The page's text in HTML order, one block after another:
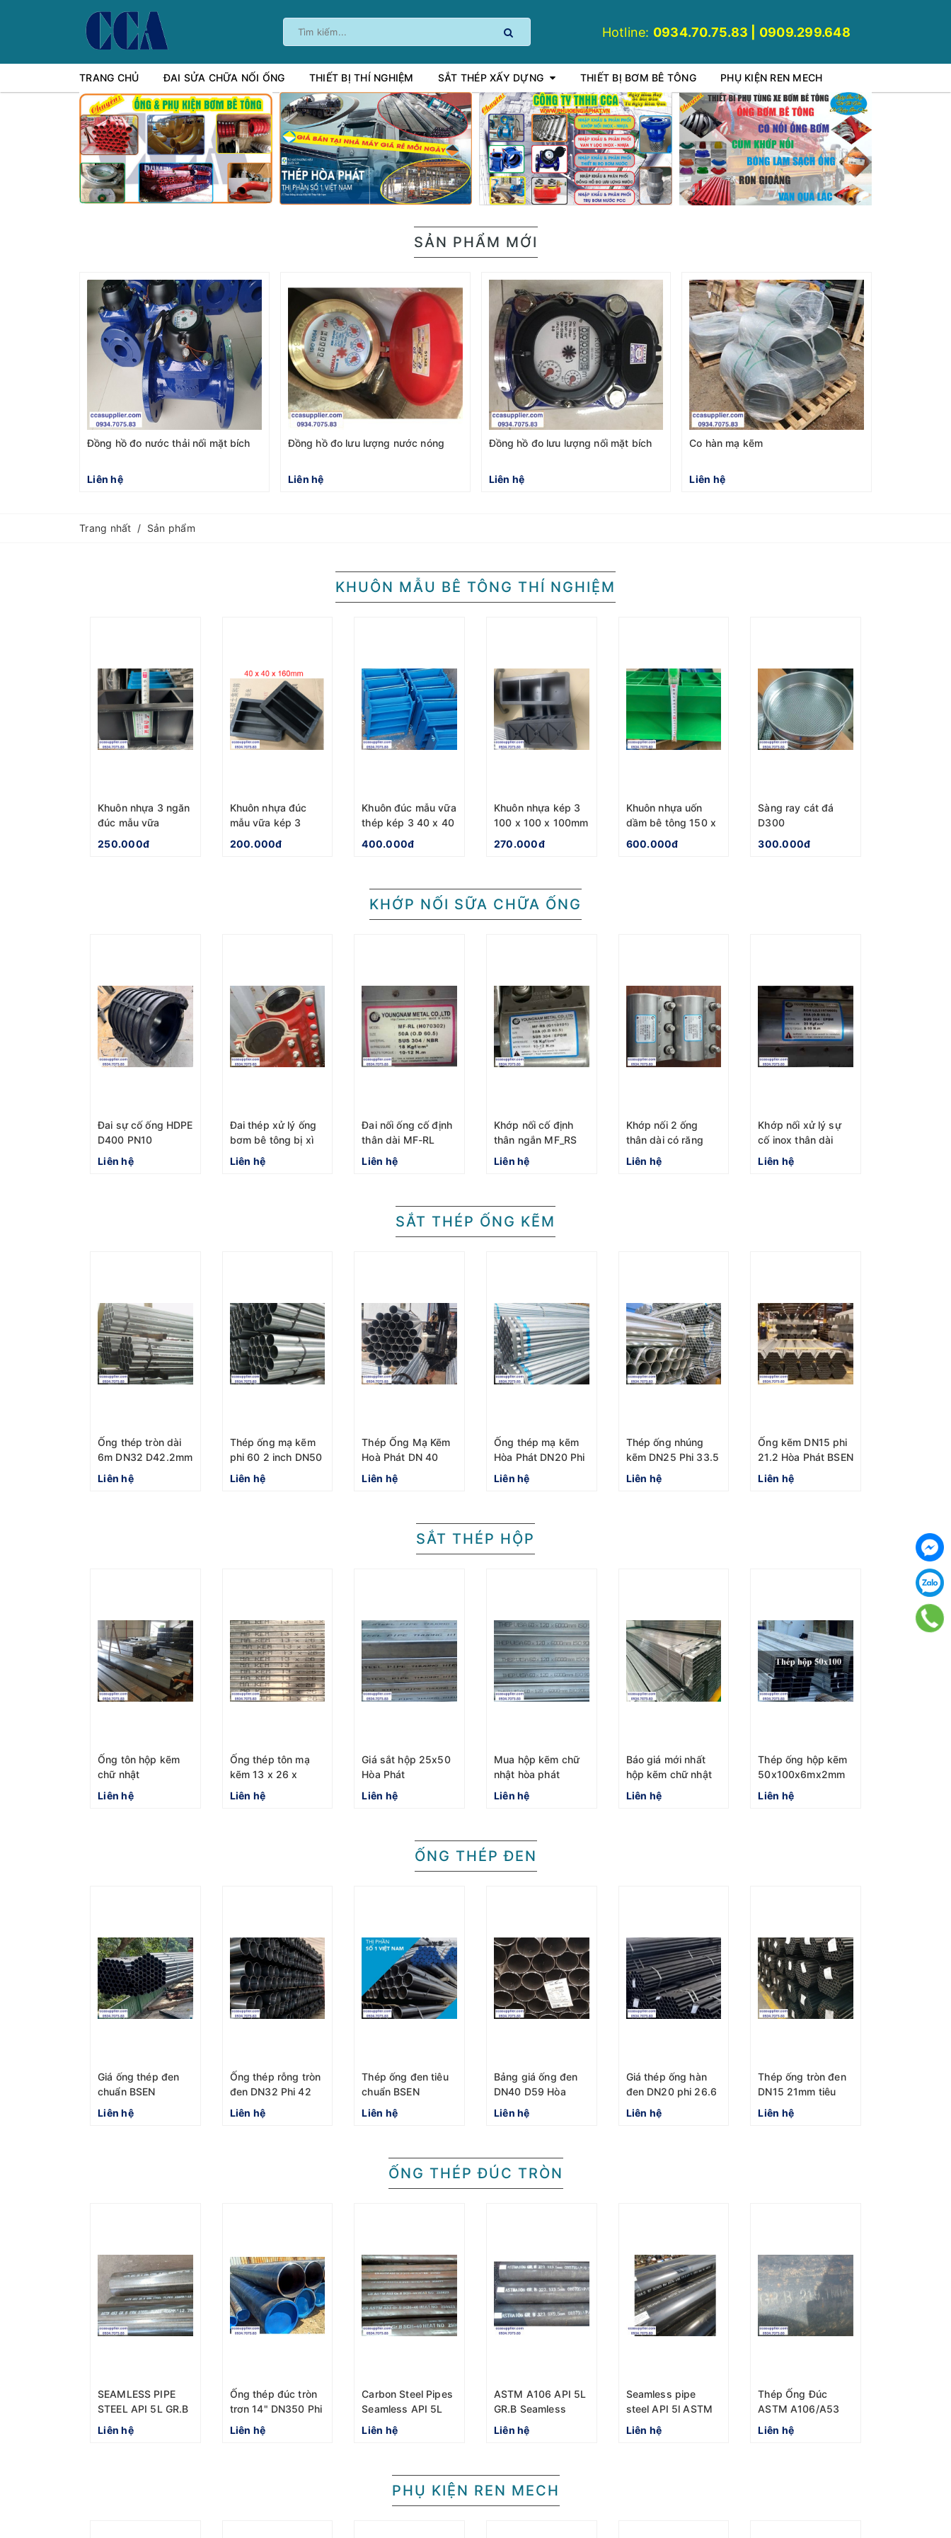
Hotline: 0934.70.75.83 | 0909.299.648
TRANG CHỦ ĐAI SỬA CHỮA NỐI ỐNG THIẾT BỊ THÍ NGHIỆM SẮT THÉP XẤY DỰNG THIẾT BỊ BƠM BÊ TÔNG PHỤ KIỆN REN MECH
SẢN PHẨM MỚI
Đồng hồ đo nước thải nối mặt bích
Liên hệ
Đồng hồ đo lưu lượng nước nóng
Liên hệ
Đồng hồ đo lưu lượng nối mặt bích
Liên hệ
Co hàn mạ kẽm
Liên hệ
Trang nhất / Sản phẩm
KHUÔN MẪU BÊ TÔNG THÍ NGHIỆM
Khuôn nhựa 3 ngăn
đúc mẫu vữa
70x70x70mm
250.000đ
Khuôn nhựa đúc
mẫu vữa kép 3
40x40x160mm
200.000đ
Khuôn đúc mẫu vữa
thép kép 3 40 x 40
x 160mm
400.000đ
Khuôn nhựa kép 3
100 x 100 x 100mm
270.000đ
Khuôn nhựa uốn
dầm bê tông 150 x
150 x 600mm
600.000đ
Sàng ray cát đá
D300
300.000đ
KHỚP NỐI SỮA CHỮA ỐNG
Đai sự cố ống HDPE
D400 PN10
Liên hệ
Đai thép xử lý ống
bơm bê tông bị xì
nứt
Liên hệ
Đai nối ống cố định
thân dài MF-RL
Liên hệ
Khớp nối cố định
thân ngắn MF_RS
Liên hệ
Khớp nối 2 ống
thân dài có răng
ngàm GR-L
Liên hệ
Khớp nối xử lý sự
cố inox thân dài
RCH-L
Liên hệ
SẮT THÉP ỐNG KẼM
Ống thép tròn dài
6m DN32 D42.2mm
mạ kẽm
Liên hệ
Thép ống mạ kẽm
phi 60 2 inch DN50
Liên hệ
Thép Ống Mạ Kẽm
Hoà Phát DN 40
D49 Dài 6m BSEN
Liên hệ
Ống thép mạ kẽm
Hòa Phát DN20 Phi
26.65 chuẩn BS
1387
Liên hệ
Thép ống nhúng
kẽm DN25 Phi 33.5
dài 6m Hòa Phát
Liên hệ
Ống kẽm DN15 phi
21.2 Hòa Phát BSEN
1387
Liên hệ
SẮT THÉP HỘP
Ống tôn hộp kẽm
chữ nhật
12x32x6m tiêu
chuẩn ASTM A500
Liên hệ
Ống thép tôn mạ
kẽm 13 x 26 x
1.2mm ASTM A500
nhà máy Hòa Phát
Liên hệ
Giá sắt hộp 25x50
Hòa Phát
Liên hệ
Mua hộp kẽm chữ
nhật hòa phát
60x120x6m ở đâu
giá tốt nhất
Liên hệ
Báo giá mới nhất
hộp kẽm chữ nhật
40x80x6m nhà
máy Hòa phát
Liên hệ
Thép ống hộp kẽm
50x100x6mx2mm
Hòa Phát
Liên hệ
ỐNG THÉP ĐEN
Giá ống thép đen
chuẩn BSEN
1055:2004 Phi 76
mới nhất hôm nay
Liên hệ
Ống thép rỗng tròn
đen DN32 Phi 42
Chuẩn BS 1387-
1985
Liên hệ
Thép ống đen tiêu
chuẩn BSEN
10255:2004 Hòa
phát DN25 Phi 33.4
Liên hệ
Bảng giá ống đen
DN40 D59 Hòa
Phát Seah chuẩn
BSEN 1387-1985
Liên hệ
Giá thép ống hàn
đen DN20 phi 26.6
tiêu chuẩn BSEN
1387:1985 Hòa
Liên hệ
Thép ống tròn đen
DN15 21mm tiêu
chuẩn BSEN
Liên hệ
ỐNG THÉP ĐÚC TRÒN
SEAMLESS PIPE
STEEL API 5L GR.B
ASTM A106/A53
DN400 D406.4mm
Liên hệ
Ống thép đúc tròn
trơn 14" DN350 Phi
355.6mm
Liên hệ
Carbon Steel Pipes
Seamless API 5L
GR. B ASTM A106
DN125 5"
Liên hệ
ASTM A106 API 5L
GR.B Seamless
Steel Pipe 12"
OD323.9mm x
Liên hệ
Seamless pipe
steel API 5l ASTM
A106 Gr.B 10"
OD273mm
Liên hệ
Thép Ống Đúc
ASTM A106/A53
DN200 OD
219.1mm sch40
Liên hệ
PHỤ KIỆN REN MECH